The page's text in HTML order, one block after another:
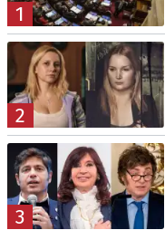
1
2
3